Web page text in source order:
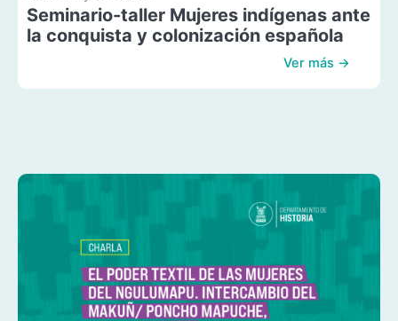
Seminario-taller Mujeres indígenas ante
la conquista y colonización española
Ver más →